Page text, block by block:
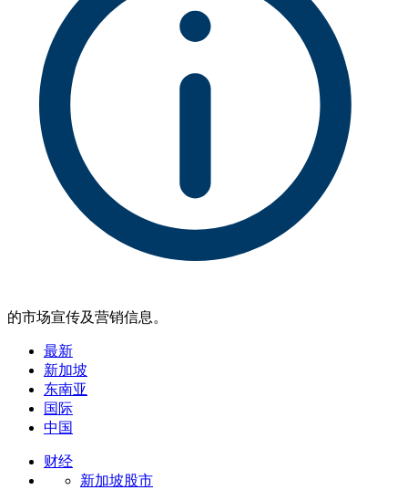
的市场宣传及营销信息。
最新
新加坡
东南亚
国际
中国
财经
新加坡股市